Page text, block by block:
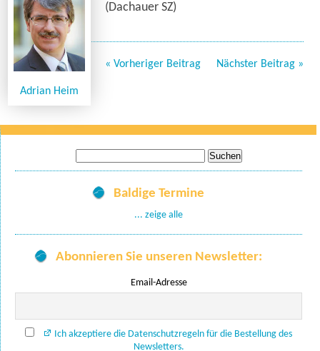
Adrian Heim
(Dachauer SZ)
« Vorheriger Beitrag Nächster Beitrag »
nach:
Baldige Termine
... zeige alle
Abonnieren Sie unseren Newsletter:
Email-Adresse
Ich akzeptiere die Datenschutzregeln für die Bestellung des
Newsletters.